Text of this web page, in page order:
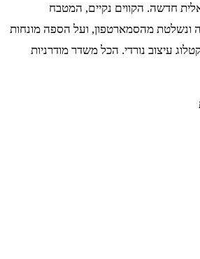
חדשה. הקווים נקיים, המטבח
מהסמארטפון, ועל הספה מונחות
עיצוב נורדי. הכל משדר מודרניות